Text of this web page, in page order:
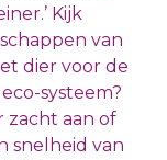
Kijk
van
dier voor de
systeem?
zacht aan of
snelheid van